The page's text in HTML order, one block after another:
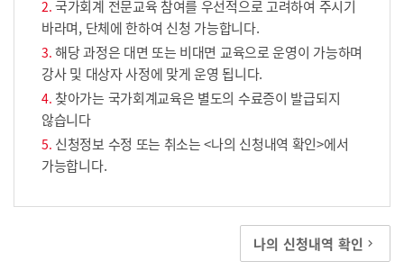
국가회계 전문교육 참여를 우선적으로 고려하여 주시기
바라며, 단체에 한하여 신청 가능합니다.
해당 과정은 대면 또는 비대면 교육으로 운영이 가능하며
강사 및 대상자 사정에 맞게 운영 됩니다.
찾아가는 국가회계교육은 별도의 수료증이 발급되지
않습니다
신청정보 수정 또는 취소는 <나의 신청내역 확인>에서
가능합니다.
나의 신청내역 확인